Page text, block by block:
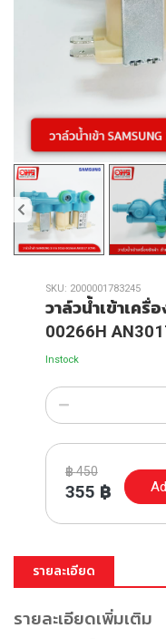
SKU: 2000001783245
วาล์วน้ำเข้าเครื่
00266H
Instock
฿450
355 ฿
รายละเอียด
รายละเอียดเพิ่มเติม